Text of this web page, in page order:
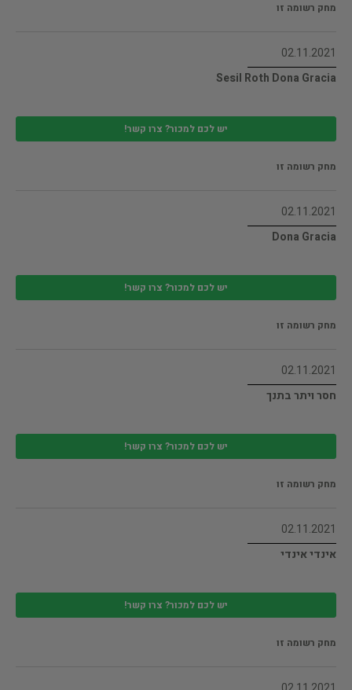
מחק רשומה זו
02.11.2021
Sesil Roth Dona Gracia
יש לכם למכור? צרו קשר!
מחק רשומה זו
02.11.2021
Dona Gracia
יש לכם למכור? צרו קשר!
מחק רשומה זו
02.11.2021
חסר ויתר בתנך
יש לכם למכור? צרו קשר!
מחק רשומה זו
02.11.2021
אינדי אינדי
יש לכם למכור? צרו קשר!
מחק רשומה זו